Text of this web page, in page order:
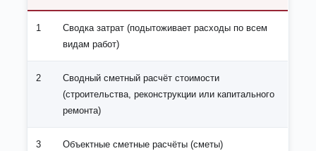
1
Сводка затрат (подытоживает расходы по всем
видам работ)
2
Сводный сметный расчёт стоимости
(строительства, реконструкции или капитального
ремонта)
3 Объектные сметные расчёты (сметы)